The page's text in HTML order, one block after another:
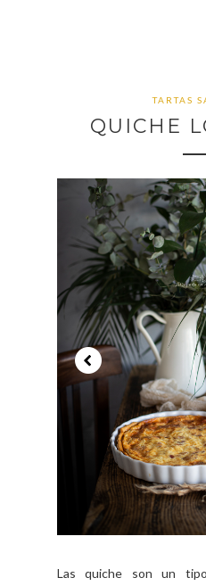
TARTAS
QUICHE
Las quiche son un